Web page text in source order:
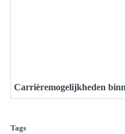
Carrièremogelijkheden
Tags